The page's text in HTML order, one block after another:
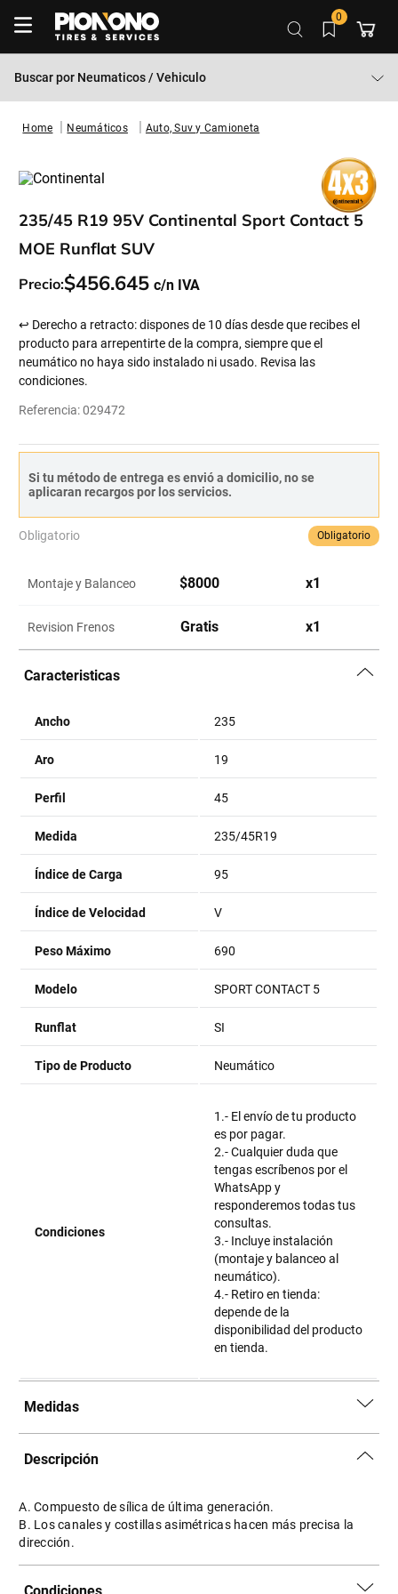
0
Buscar por Neumaticos / Vehiculo
Neumáticos Auto, Suv y Camioneta
235/45 R19 95V Continental Sport Contact 5
MOE Runflat SUV
Precio:$456.645
↩ Derecho a retracto: dispones de 10 días desde que recibes el
producto para arrepentirte de la compra, siempre que el
neumático no haya sido instalado ni usado. Revisa las
condiciones.
Referencia:029472
Si tu método de entrega es envió a domicilio, no se
aplicaran recargos por los servicios.
Obligatorio Obligatorio
Montaje y Balanceo $8000 x1
Revision Frenos Gratis x1
Caracteristicas
Ancho 235
Aro 19
Perfil 45
Medida 235/45R19
Índice de Carga 95
Índice de Velocidad V
Peso Máximo 690
Modelo SPORT CONTACT 5
Runflat SI
Tipo de Producto Neumático
Condiciones
1.- El envío de tu producto
es por pagar.
2.- Cualquier duda que
tengas escríbenos por el
WhatsApp y
responderemos todas tus
consultas.
3.- Incluye instalación
(montaje y balanceo al
neumático).
4.- Retiro en tienda:
depende de la
disponibilidad del producto
en tienda.
Medidas
Descripción
A. Compuesto de sílica de última generación.
B. Los canales y costillas asimétricas hacen más precisa la
dirección.